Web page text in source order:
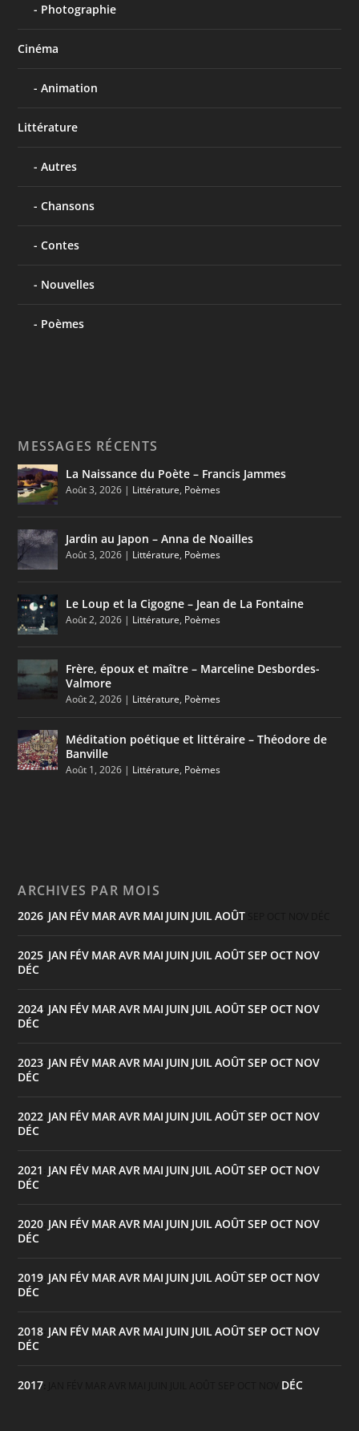
Photographie
Cinéma
Animation
Littérature
Autres
Chansons
Contes
Nouvelles
Poèmes
MESSAGES RÉCENTS
La Naissance du Poète – Francis Jammes
Août 3, 2026 | Littérature, Poèmes
Jardin au Japon – Anna de Noailles
Août 3, 2026 | Littérature, Poèmes
Le Loup et la Cigogne – Jean de La Fontaine
Août 2, 2026 | Littérature, Poèmes
Frère, époux et maître – Marceline Desbordes-
Valmore
Août 2, 2026 | Littérature, Poèmes
Méditation poétique et littéraire – Théodore de
Banville
Août 1, 2026 | Littérature, Poèmes
ARCHIVES PAR MOIS
2026 JAN FÉV MARAVR MAI JUIN JUILAOÛT
2025 JAN FÉV MARAVR MAI JUIN JUILAOÛTSEP OCT NOV
DÉC
2024 JAN FÉV MARAVR MAI JUIN JUILAOÛTSEP OCT NOV
DÉC
2023 JAN FÉV MARAVR MAI JUIN JUILAOÛTSEP OCT NOV
DÉC
2022 JAN FÉV MARAVR MAI JUIN JUILAOÛTSEP OCT NOV
DÉC
2021 JAN FÉV MARAVR MAI JUIN JUILAOÛTSEP OCT NOV
DÉC
2020 JAN FÉV MARAVR MAI JUIN JUILAOÛTSEP OCT NOV
DÉC
2019 JAN FÉV MARAVR MAI JUIN JUILAOÛTSEP OCT NOV
DÉC
2018 JAN FÉV MARAVR MAI JUIN JUILAOÛTSEP OCT NOV
DÉC
2017 DÉC